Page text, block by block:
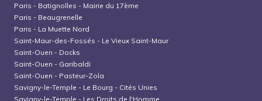
Paris - Batignolles - Mairie du 17ème
Paris - Beaugrenelle
Paris - La Muette Nord
Saint-Maur-des-Fossés - Le Vieux Saint-Maur
Saint-Ouen - Docks
Saint-Ouen - Garibaldi
Saint-Ouen - Pasteur-Zola
Savigny-le-Temple - Le Bourg - Cités Unies
Savigny-le-Temple - Les Droits de l'Homme